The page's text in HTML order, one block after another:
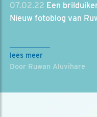
07.02.22 Een
Nieuw fotoblog van
lees meer
Door Ruwan Aluvihare